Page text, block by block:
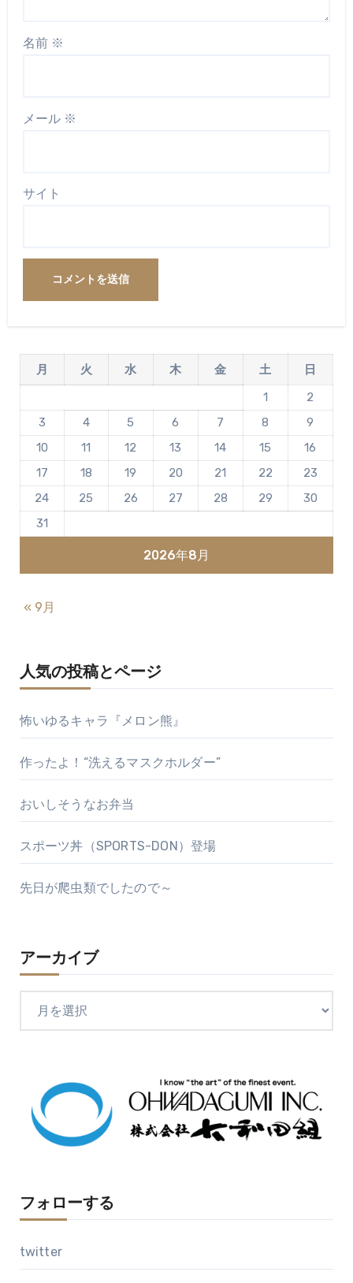
名前 ※
メール ※
サイト
2026年8月
月 火 水 木 金 土
日
1
2
3
4 5 6 7 8
9
10
11 12 13 14 15
16
17
18 19 20 21 22
23
24
25 26 27 28 29
30
31
« 9月
人気の投稿とページ
怖いゆるキャラ『メロン熊』
作ったよ！“洗えるマスクホルダー”
おいしそうなお弁当
スポーツ丼（SPORTS-DON）登場
先日が爬虫類でしたので～
アーカイブ
フォローする
twitter